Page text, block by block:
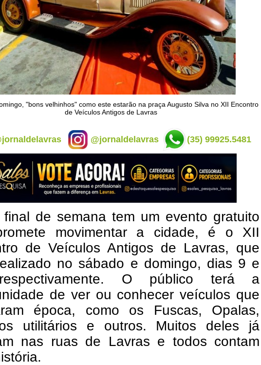
"bons velhinhos" como este estarão na praça Augusto Silva no XII Encontro
de Veículos Antigos de Lavras
@jornaldelavras (35) 99925.5481
final de semana tem um evento gratuito
movimentar a cidade, é o XII
de Veículos Antigos de Lavras, que
no sábado e domingo, dias 9 e
O público terá a
de ver ou conhecer veículos que
época, como os Fuscas, Opalas,
utilitários e outros. Muitos deles já
nas ruas de Lavras e todos contam